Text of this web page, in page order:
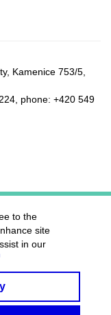
Kamenice 753/5​,
phone: +420 549
to the
site
in our